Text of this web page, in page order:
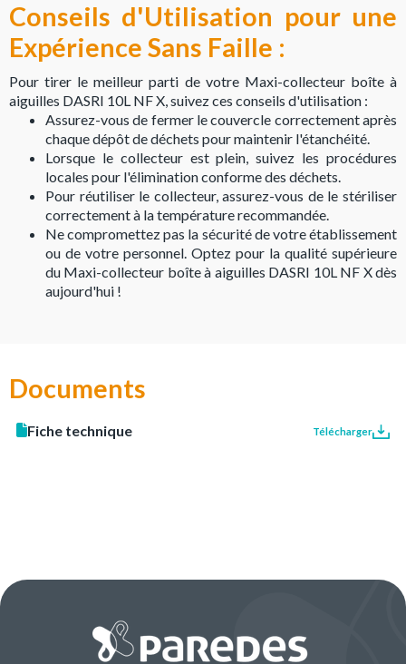
Conseils d'Utilisation pour une
Expérience Sans Faille :
Pour tirer le meilleur parti de votre Maxi-collecteur boîte à
aiguilles DASRI 10L NF X, suivez ces conseils d'utilisation :
Assurez-vous de fermer le couvercle correctement après
chaque dépôt de déchets pour maintenir l'étanchéité.
Lorsque le collecteur est plein, suivez les procédures
locales pour l'élimination conforme des déchets.
Pour réutiliser le collecteur, assurez-vous de le stériliser
correctement à la température recommandée.
Ne compromettez pas la sécurité de votre établissement
ou de votre personnel. Optez pour la qualité supérieure
du Maxi-collecteur boîte à aiguilles DASRI 10L NF X dès
aujourd'hui !
Documents
Fiche technique Télécharger